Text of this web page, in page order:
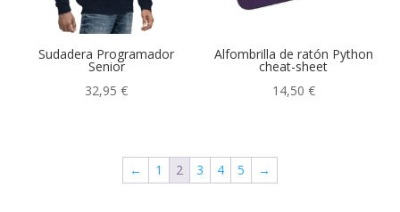
Sudadera Programador
Senior
32,95€
Alfombrilla de ratón Python
cheat-sheet
14,50 €
← 1 2 3 4 5 →